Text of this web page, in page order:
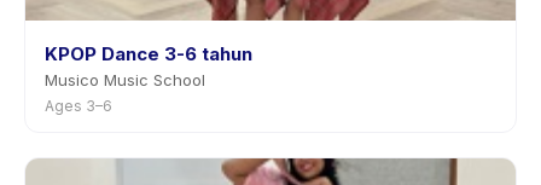
KPOP Dance 3-6 tahun
Musico Music School
Ages 3–6